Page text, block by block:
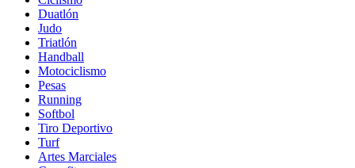
Duatlón
Judo
Triatlón
Handball
Motociclismo
Pesas
Running
Softbol
Tiro Deportivo
Turf
Artes Marciales